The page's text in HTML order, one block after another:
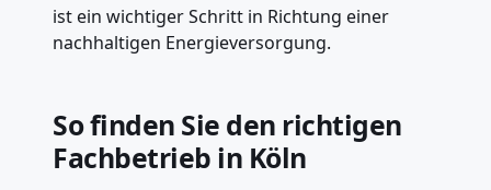
ist ein wichtiger Schritt in Richtung einer
nachhaltigen Energieversorgung.
So finden Sie den richtigen
Fachbetrieb in Köln